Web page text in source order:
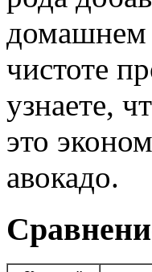
домашнем
чистоте
узнаете,
это
авокадо.